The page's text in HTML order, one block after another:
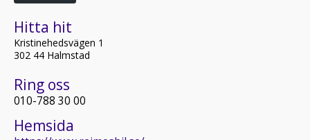
Hitta hit
Kristinehedsvägen 1
302 44 Halmstad
Ring oss
010-788 30 00
Hemsida